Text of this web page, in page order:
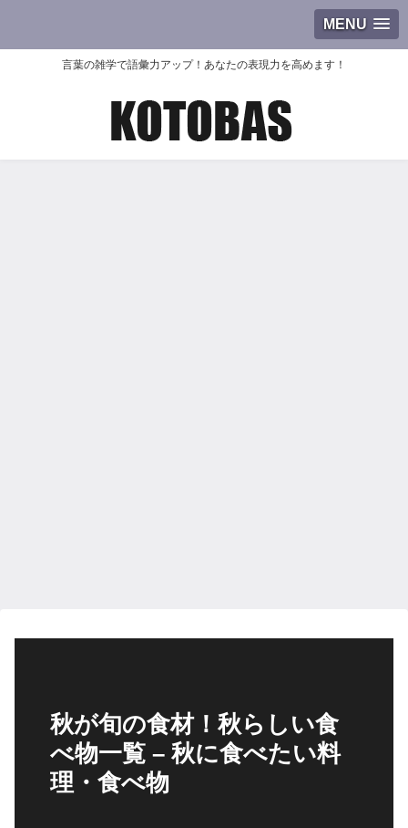
MENU
言葉の雑学で語彙力アップ！あなたの表現力を高めます！
秋が旬の食材！秋らしい食
べ物一覧 – 秋に食べたい料
理・食べ物